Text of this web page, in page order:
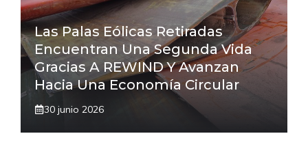
Las Palas Eólicas Retiradas
Encuentran Una Segunda Vida
Gracias A REWIND Y Avanzan
Hacia Una Economía Circular
30 junio 2026